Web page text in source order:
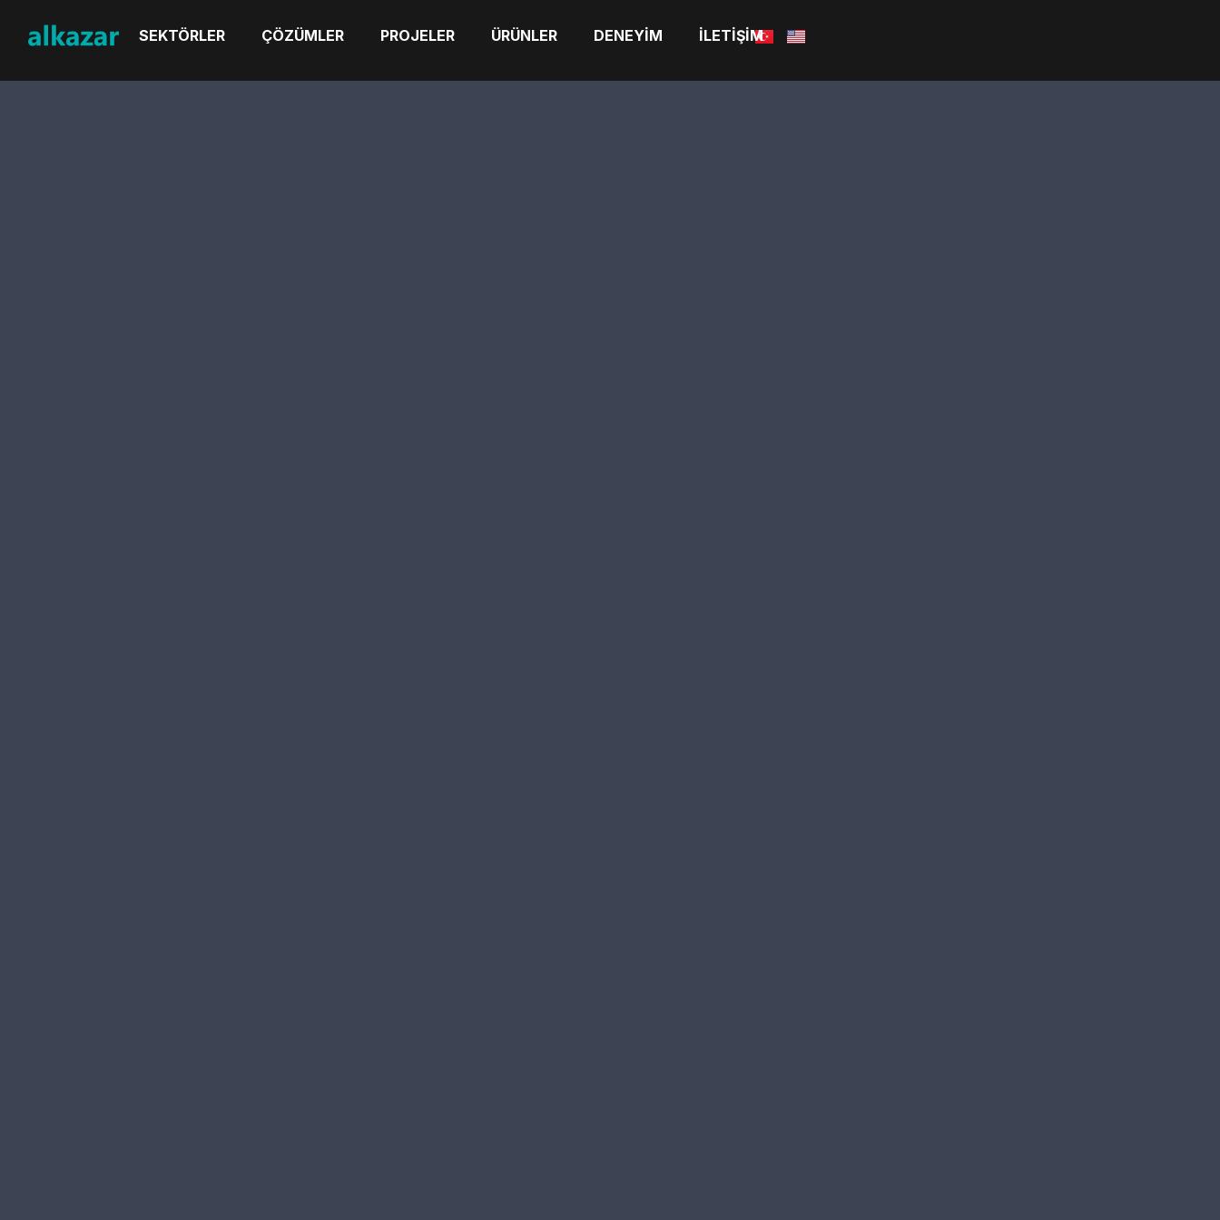
SEKTÖRLER ÇÖZÜMLER PROJELER ÜRÜNLER DENEYIM İLETIŞIM